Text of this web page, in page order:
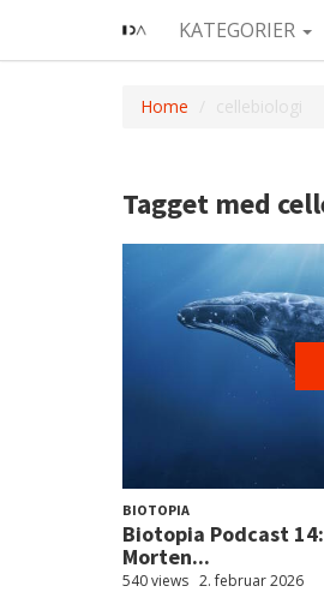
KATEGORIER
Home cellebiologi
Tagget med
BIOTOPIA
Biotopia Podcast
Morten...
540 views 2. februar 2026